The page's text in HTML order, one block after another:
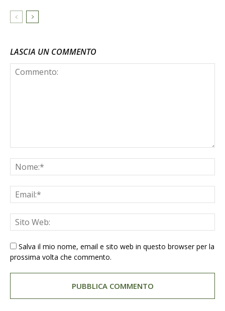
LASCIA UN COMMENTO
Salva il mio nome, email e sito web in questo browser per la
prossima volta che commento.